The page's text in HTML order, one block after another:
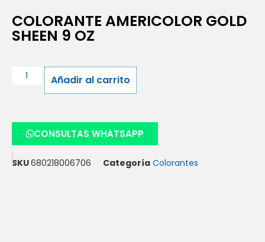
COLORANTE AMERICOLOR GOLD
SHEEN 9 OZ
Añadir al carrito
CONSULTAS WHATSAPP
SKU680218006706 Categoría Colorantes